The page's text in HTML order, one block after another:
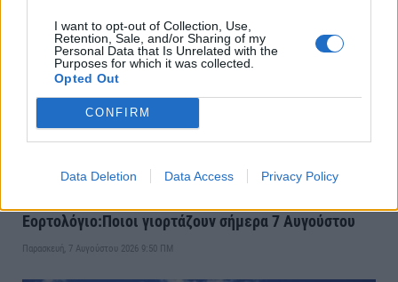
I want to opt-out of Collection, Use,
Retention, Sale, and/or Sharing of my
Personal Data that Is Unrelated with the
Purposes for which it was collected.
Opted Out
CONFIRM
Data Deletion Data Access Privacy Policy
Εορτολόγιο:Ποιοι γιορτάζουν σήμερα 7 Αυγούστου
Παρασκευή, 7 Αυγούστου 2026 9:50 ΠΜ